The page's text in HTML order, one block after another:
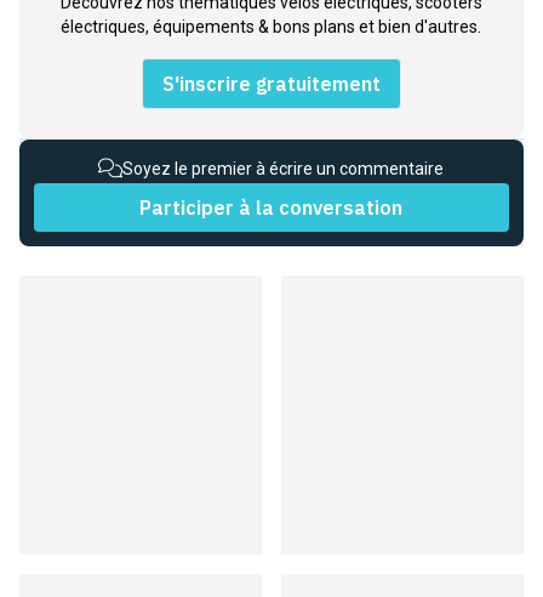
électriques, équipements & bons plans et bien d'autres.
S'inscrire gratuitement
Soyez le premier à écrire un commentaire
Participer à la conversation